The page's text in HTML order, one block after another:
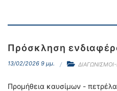
Πρόσκληση
13/02/2026 9 μμ.
Προμήθεια καυσίμων -